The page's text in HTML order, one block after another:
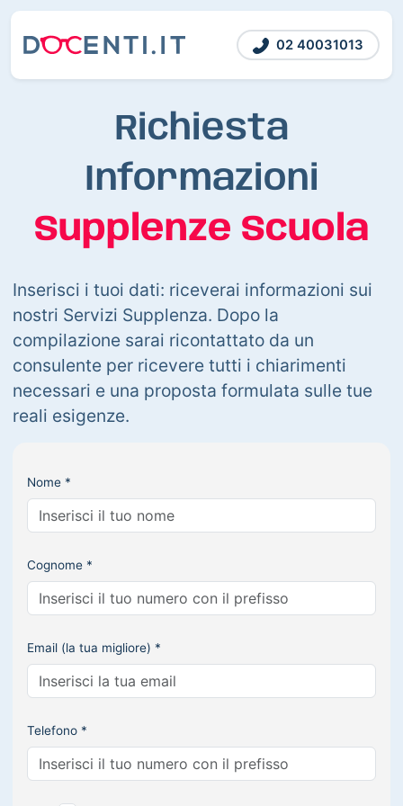
02 40031013
Richiesta
Informazioni
Supplenze Scuola
Inserisci i tuoi dati: riceverai informazioni sui
nostri Servizi Supplenza. Dopo la
compilazione sarai ricontattato da un
consulente per ricevere tutti i chiarimenti
necessari e una proposta formulata sulle tue
reali esigenze.
Nome *
Cognome *
Email (la tua migliore) *
Telefono *